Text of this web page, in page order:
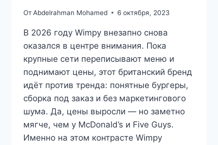
ОтAbdelrahman Mohamed 6 октября, 2023
В 2026 году Wimpy внезапно снова
оказался в центре внимания. Пока
крупные сети переписывают меню и
поднимают цены, этот британский бренд
идёт против тренда: понятные бургеры,
сборка под заказ и без маркетингового
шума. Да, цены выросли — но заметно
мягче, чем у McDonald’s и Five Guys.
Именно на этом контрасте Wimpy